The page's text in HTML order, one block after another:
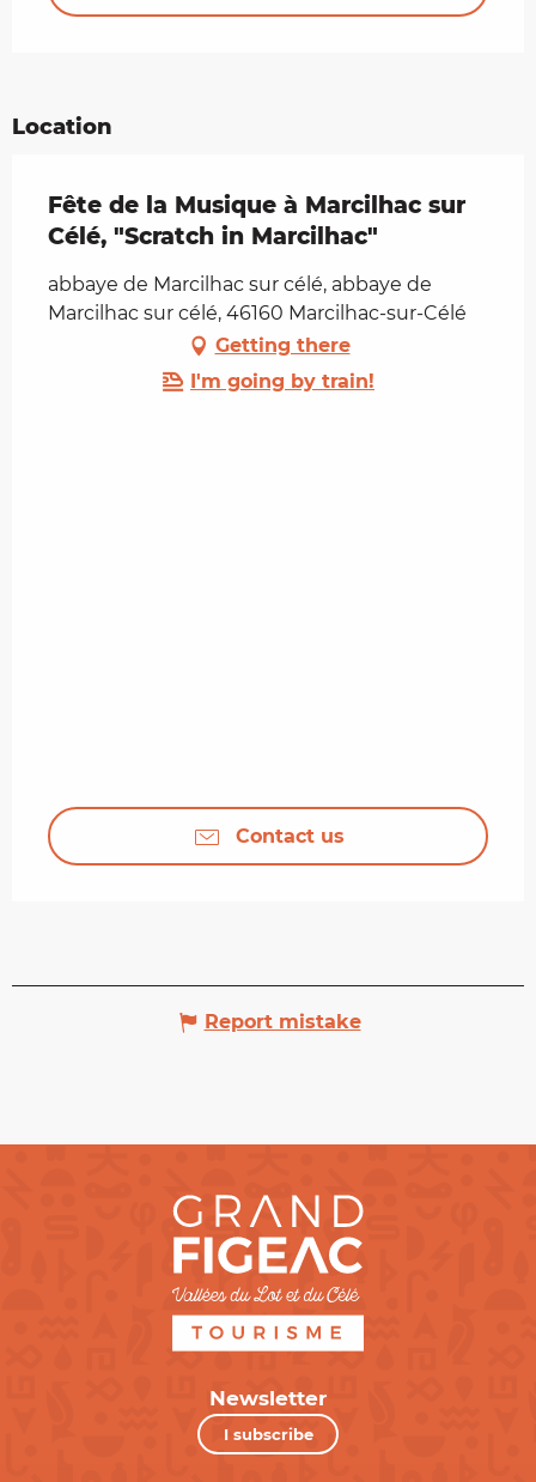
Location
Fête de la Musique à Marcilhac sur
Célé, "Scratch in Marcilhac"
abbaye de Marcilhac sur célé, abbaye de
Marcilhac sur célé, 46160 Marcilhac-sur-Célé
Getting there
I'm going by train!
Contact us
Report mistake
Newsletter
I subscribe